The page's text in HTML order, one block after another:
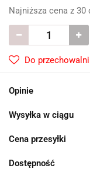
Najniższa cena z
Do przechowalni
Opinie
Wysyłka w ciągu
Cena przesyłki
Dostępność